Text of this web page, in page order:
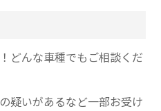
どんな車種でもご相談くだ
疑いがあるなど一部お受け